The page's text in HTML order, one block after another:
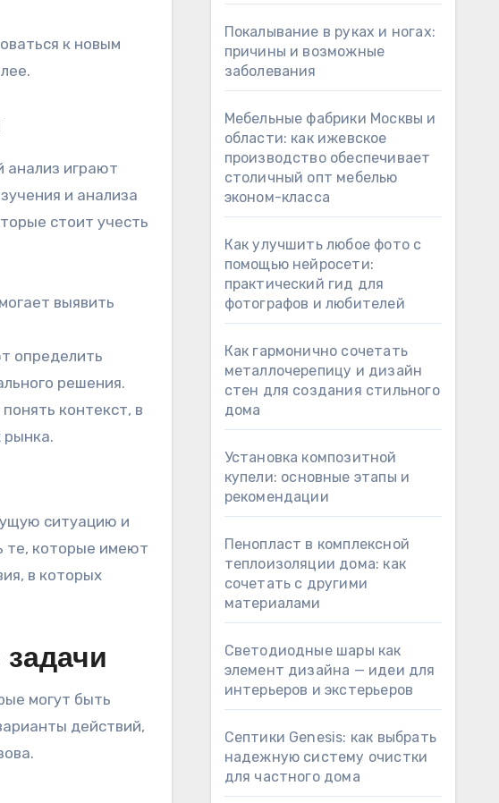
к новым
анализ играют
и анализа
стоит учесть
выявить
определить
решения.
контекст, в
рынка.
ситуацию и
те, которые имеют
в которых
могут быть
действий,
Покалывание в руках и ногах:
причины и возможные
заболевания
Мебельные фабрики Москвы и
области: как ижевское
производство обеспечивает
столичный опт мебелью
эконом-класса
Как улучшить любое фото с
помощью нейросети:
практический гид для
фотографов и любителей
Как гармонично сочетать
металлочерепицу и дизайн
стен для создания стильного
дома
Установка композитной
купели: основные этапы и
рекомендации
Пенопласт в комплексной
теплоизоляции дома: как
сочетать с другими
материалами
Светодиодные шары как
элемент дизайна — идеи для
интерьеров и экстерьеров
Септики Genesis: как выбрать
надежную систему очистки
для частного дома